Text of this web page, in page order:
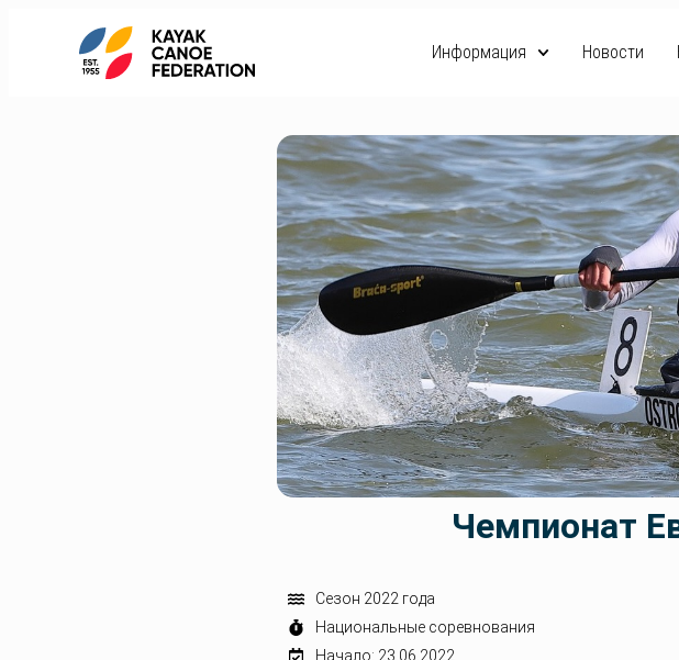
Информация Новости
Чемпионат
Сезон 2022 года
Национальные соревнования
Начало: 23.06.2022